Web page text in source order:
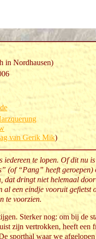
in Nordhausen)
van Gerik Mik)
te lopen. Of dit nu
(of “Pang” heeft
dat dringt niet helemaal
een eindje vooruit gefietst
te voorzien.
Sterker nog: om bij de
zijn vertrokken, heeft een
sporthal waar we afgelopen